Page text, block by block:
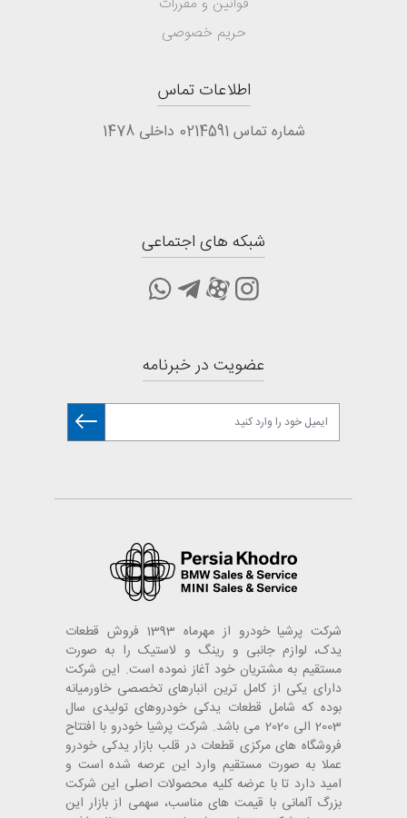
حریم خصوصی
اطلاعات تماس
شماره تماس 0214591 داخلی 1478
شبکه های اجتماعی
عضویت در خبرنامه
شرکت پرشیا خودرو از مهرماه 1393 فروش قطعات
یدک، لوازم جانبی و رینگ و لاستیک را به صورت
مستقیم به مشتریان خود آغاز نموده است. این شرکت
دارای یکی از کامل ترین انبارهای تخصصی خاورمیانه
بوده که شامل قطعات یدکی خودروهای تولیدی سال
2003 الی 2020 می باشد. شرکت پرشیا خودرو با افتتاح
فروشگاه های مرکزی قطعات در قلب بازار یدکی خودرو
عملا به صورت مستقیم وارد این عرصه شده است و
امید دارد تا با عرضه کلیه محصولات اصلی این شرکت
بزرگ آلمانی با قیمت های مناسب، سهمی از بازار این